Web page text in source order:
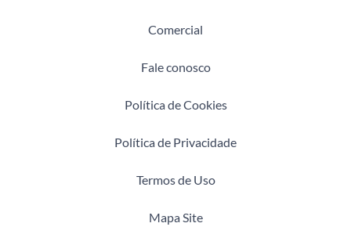
Comercial
Fale conosco
Política de Cookies
Política de Privacidade
Termos de Uso
Mapa Site